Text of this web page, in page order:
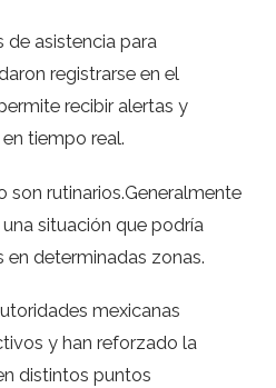
de asistencia para
registrarse en el
recibir alertas y
tiempo real.
son rutinarios.Generalmente
situación que podría
en determinadas zonas.
mexicanas
y han reforzado la
distintos puntos